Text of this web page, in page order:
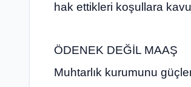
hak ettikleri koşullara
ÖDENEK DEĞİL MAAŞ
Muhtarlık kurumunu